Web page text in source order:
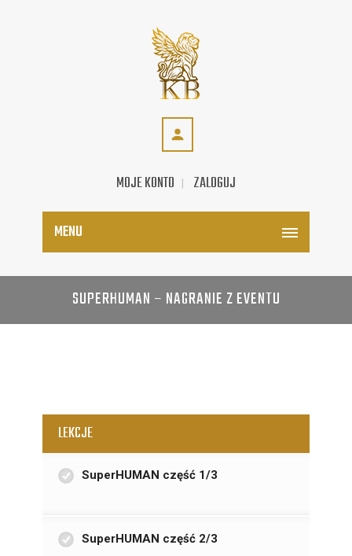
MOJE KONTO ZALOGUJ
MENU
SUPERHUMAN – NAGRANIE Z EVENTU
LEKCJE
SuperHUMAN część 1/3
SuperHUMAN część 2/3